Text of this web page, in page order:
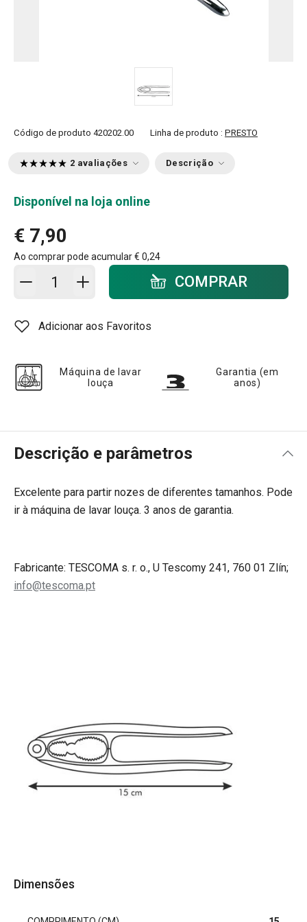
Código de produto 420202.00 Linha de produto : PRESTO
2 avaliações Descrição
Disponível na loja online
€ 7,90
Ao comprar pode acumular€ 0,24
Adicionar ao carrinho - quantidadeCOMPRAR
Adicionar aos Favoritos
Máquina de lavar
louça
Garantia (em
anos)
Descrição e parâmetros
Excelente para partir nozes de diferentes tamanhos. Pode
ir à máquina de lavar louça. 3 anos de garantia.
Fabricante: TESCOMA s. r. o., U Tescomy 241, 760 01 Zlín;
info@tescoma.pt
Dimensões